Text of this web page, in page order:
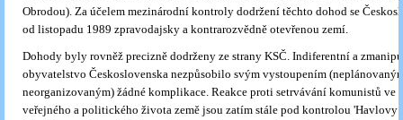
Obrodou). Za účelem mezinárodní kontroly dodržení těchto dohod se
od listopadu 1989 zpravodajsky a kontrarozvědně otevřenou zemí.
Dohody byly rovněž precizně dodrženy ze strany KSČ. Indiferentní a
obyvatelstvo Českoslo­venska nezpůsobilo svým vystoupením
neorganizovaným) žádné komplikace. Reakce proti setrvávání komunistů ve
veřejného a politického života země jsou zatím stále pod kontrolou 'Havlovy